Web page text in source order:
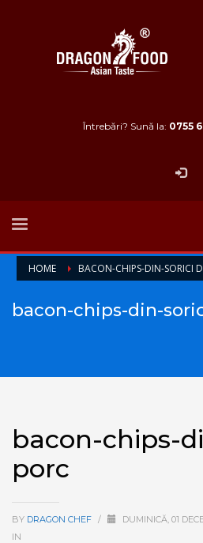
Întrebări? Sună la: 0755
HOME BACON-CHIPS-DIN-SORICI
bacon-chips-din-
bacon-chips-
porc
BY DRAGON CHEF / DUMINICĂ, 01
IN